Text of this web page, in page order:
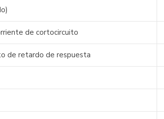
de cortocircuito
de retardo de respuesta